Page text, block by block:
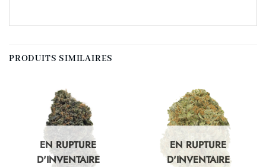
PRODUITS SIMILAIRES
EN RUPTURE
D'INVENTAIRE
EN RUPTURE
D'INVENTAIRE